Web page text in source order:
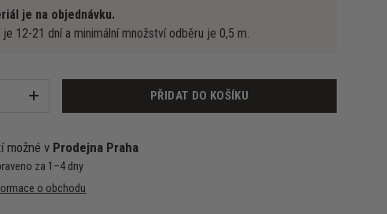
je na objednávku.
je 12-21 dní a minimální množství odběru je 0,5 m.
+ PŘIDAT DO KOŠÍKU
možné v Prodejna Praha
za 1–4 dny
o obchodu